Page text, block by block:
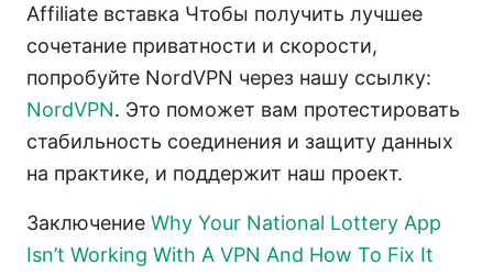
Affiliate вставка Чтобы получить лучшее
сочетание приватности и скорости,
попробуйте NordVPN через нашу ссылку:
NordVPN. Это поможет вам протестировать
стабильность соединения и защиту данных
на практике, и поддержит наш проект.
Заключение Why Your National Lottery App
Isn’t Working With A VPN And How To Fix It